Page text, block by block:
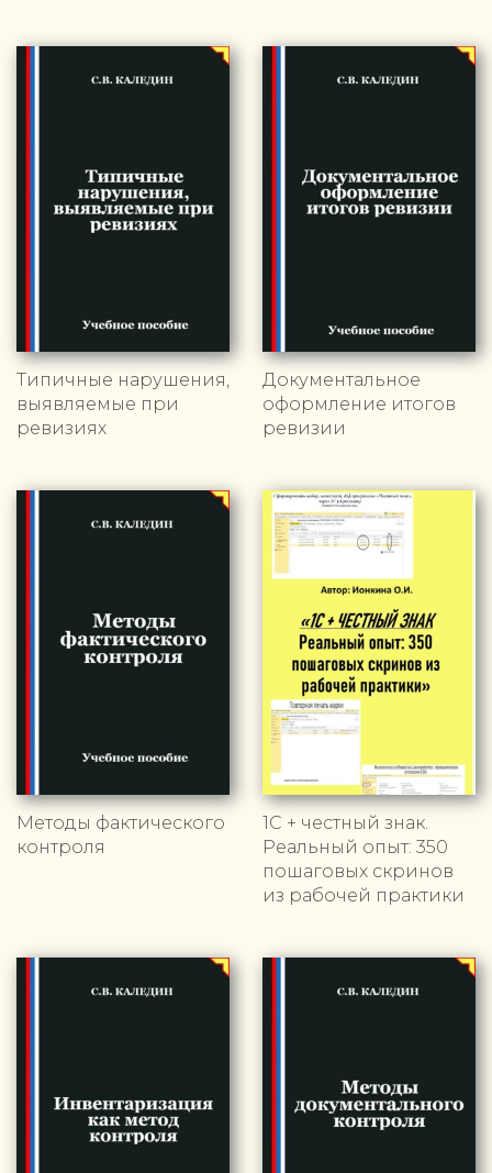
Типичные нарушения,
выявляемые при
ревизиях
Документальное
оформление итогов
ревизии
Методы фактического
контроля
1С + честный знак.
Реальный опыт: 350
пошаговых скринов
из рабочей практики